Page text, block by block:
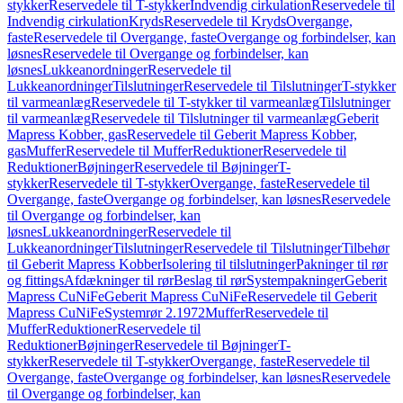
stykkerReservedele til T-stykkerIndvendig cirkulationReservedele til
Indvendig cirkulationKrydsReservedele til KrydsOvergange,
fasteReservedele til Overgange, fasteOvergange og forbindelser, kan
løsnesReservedele til Overgange og forbindelser, kan
løsnesLukkeanordningerReservedele til
LukkeanordningerTilslutningerReservedele til TilslutningerT-stykker
til varmeanlægReservedele til T-stykker til varmeanlægTilslutninger
til varmeanlægReservedele til Tilslutninger til varmeanlægGeberit
Mapress Kobber, gasReservedele til Geberit Mapress Kobber,
gasMufferReservedele til MufferReduktionerReservedele til
ReduktionerBøjningerReservedele til BøjningerT-
stykkerReservedele til T-stykkerOvergange, fasteReservedele til
Overgange, fasteOvergange og forbindelser, kan løsnesReservedele
til Overgange og forbindelser, kan
løsnesLukkeanordningerReservedele til
LukkeanordningerTilslutningerReservedele til TilslutningerTilbehør
til Geberit Mapress KobberIsolering til tilslutningerPakninger til rør
og fittingsAfdækninger til rørBeslag til rørSystempakningerGeberit
Mapress CuNiFeGeberit Mapress CuNiFeReservedele til Geberit
Mapress CuNiFeSystemrør 2.1972MufferReservedele til
MufferReduktionerReservedele til
ReduktionerBøjningerReservedele til BøjningerT-
stykkerReservedele til T-stykkerOvergange, fasteReservedele til
Overgange, fasteOvergange og forbindelser, kan løsnesReservedele
til Overgange og forbindelser, kan